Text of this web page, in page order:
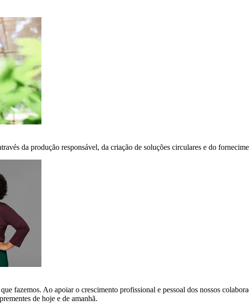
da produção responsável, da criação de soluções circulares e do
fazemos. Ao apoiar o crescimento profissional e pessoal dos nossos
de hoje e de amanhã.